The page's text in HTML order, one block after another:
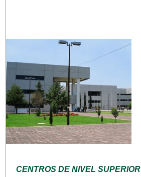
CENTROS DE NIVEL SUPERIOR